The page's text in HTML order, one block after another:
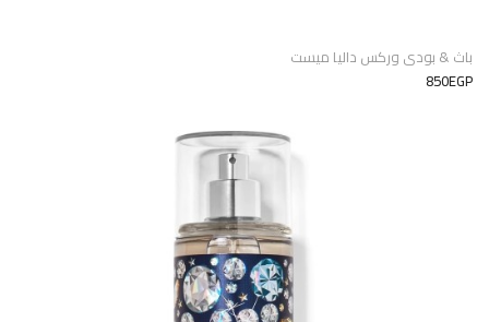
باث & بودى وركس داليا ميست
850EGP